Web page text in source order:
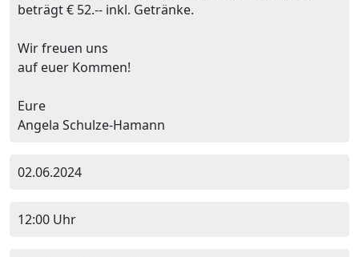
beträgt € 52.-- inkl. Getränke.
Wir freuen uns
auf euer Kommen!
Eure
Angela Schulze-Hamann
02.06.2024
12:00 Uhr